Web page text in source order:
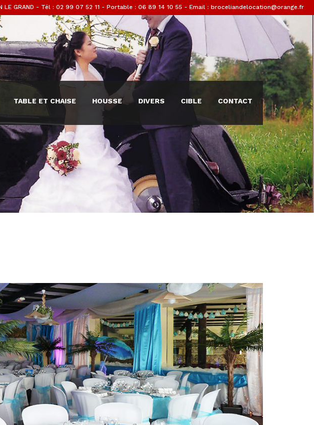
LE GRAND - Tél : 02 99 07 52 11 - Portable : 06 89 14 10 55 - Email : broceliandelocation@orange.fr
TABLE ET CHAISE HOUSSE DIVERS CIBLE CONTACT